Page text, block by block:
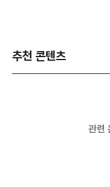
추천 콘텐츠
관련